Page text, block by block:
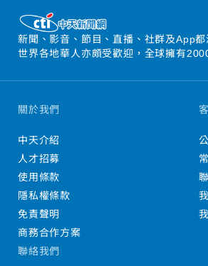
新聞、影音、節目、直播、社群及App
世界各地華人亦頗受歡迎，全球擁有
關於我們
中天介紹
人才招募
使用條款
隱私權條款
免責聲明
商務合作方案
聯絡我們